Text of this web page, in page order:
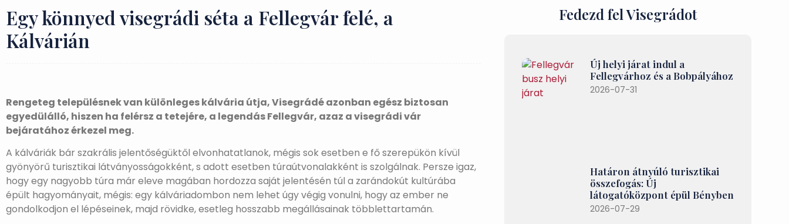
Egy könnyed visegrádi séta a Fellegvár felé, a
Kálvárián
Rengeteg településnek van különleges kálvária útja, Visegrádé azonban egész biztosan
egyedülálló, hiszen ha felérsz a tetejére, a legendás Fellegvár, azaz a visegrádi vár
bejáratához érkezel meg.
A kálváriák bár szakrális jelentőségüktől elvonhatatlanok, mégis sok esetben e fő szerepükön kívül
gyönyörű turisztikai látványosságokként, s adott esetben túraútvonalakként is szolgálnak. Persze igaz,
hogy egy nagyobb túra már eleve magában hordozza saját jelentésén túl a zarándokút kultúrába
épült hagyományait, mégis: egy kálváriadombon nem lehet úgy végig vonulni, hogy az ember ne
gondolkodjon el lépéseinek, majd rövidke, esetleg hosszabb megállásainak többlettartamán.
Fedezd fel Visegrádot
Új helyi járat indul a
Fellegvárhoz és a Bobpályához
2026-07-31
Határon átnyúló turisztikai
összefogás: Új
látogatóközpont épül Bényben
2026-07-29